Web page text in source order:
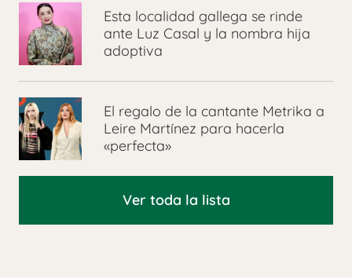
Esta localidad gallega se rinde
ante Luz Casal y la nombra hija
adoptiva
El regalo de la cantante Metrika a
Leire Martínez para hacerla
«perfecta»
Ver toda la lista